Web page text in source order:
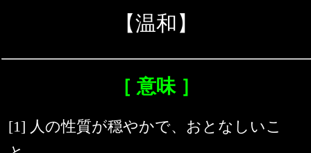
【温和】
［ 意味 ］
[1] 人の性質が穏やかで、おとなしいこ